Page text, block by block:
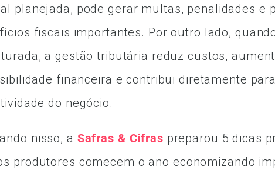
planejada, pode gerar multas, penalidades e
fiscais importantes. Por outro lado,
a gestão tributária reduz custos,
financeira e contribui diretamente
do negócio.
nisso, a Safras & Cifras preparou 5 dicas
produtores comecem o ano economizando